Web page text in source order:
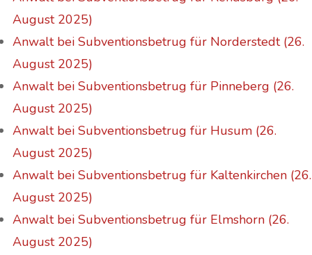
August 2025)
Anwalt bei Subventionsbetrug für Norderstedt (26.
August 2025)
Anwalt bei Subventionsbetrug für Pinneberg (26.
August 2025)
Anwalt bei Subventionsbetrug für Husum (26.
August 2025)
Anwalt bei Subventionsbetrug für Kaltenkirchen (26.
August 2025)
Anwalt bei Subventionsbetrug für Elmshorn (26.
August 2025)